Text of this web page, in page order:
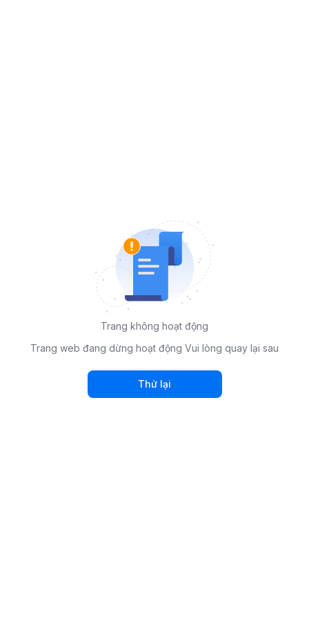
Trang không hoạt động
Trang web đang dừng hoạt động Vui lòng quay lại sau
Thử lại